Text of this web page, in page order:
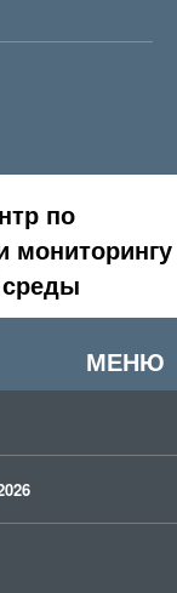
по
мониторингу
МЕНЮ